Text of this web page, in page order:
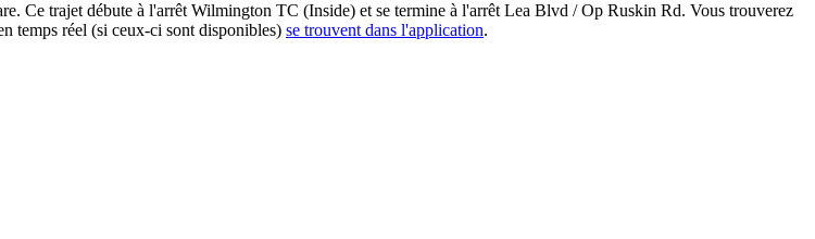
Ce trajet débute à l'arrêt Wilmington TC (Inside) et se termine à l'arrêt Lea Blvd / Op Ruskin Rd. Vous trouverez
temps réel (si ceux-ci sont disponibles) se trouvent dans l'application.